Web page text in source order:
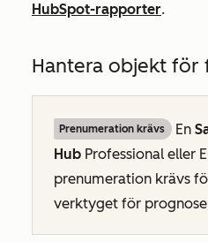
HubSpot-rapporter.
Hantera objekt för
Prenumeration krävs En
Hub Professional eller
prenumeration krävs
verktyget för